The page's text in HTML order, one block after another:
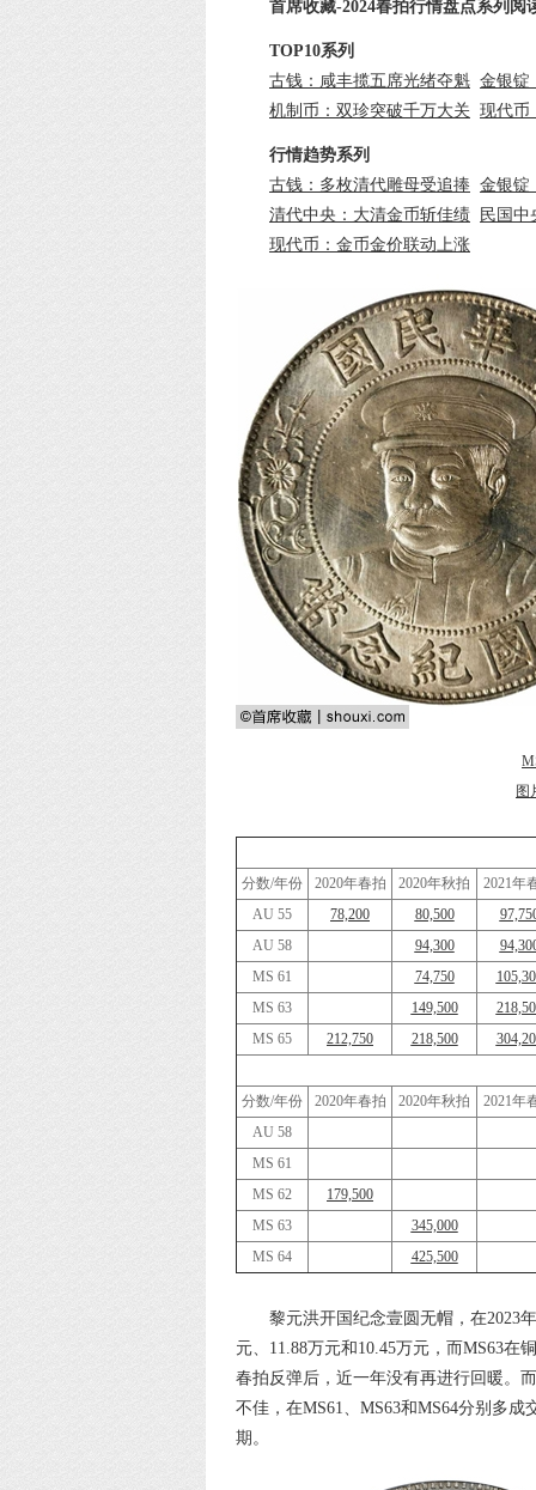
首席收藏-2024春拍行情盘点系列阅
TOP10系列
古钱：咸丰揽五席光绪夺魁 金银锭
机制币：双珍突破千万大关 现代币
行情趋势系列
古钱：多枚清代雕母受追捧 金银锭
清代中央：大清金币斩佳绩
民国中
现代币：金币金价联动上涨
图
分数/年份 2020年春拍 2020年秋拍
2021年
AU 55
78,200 80,500
AU 58
94,300
MS 61
74,750
MS 63
149,500
MS 65
212,750 218,500
分数/年份 2020年春拍 2020年秋拍
2021年
AU 58
MS 61
MS 62
179,500
MS 63
345,000
MS 64
425,500
黎元洪开国纪念壹圆无帽，在2023
元、11.88万元和10.45万元，而MS63在
春拍反弹后，近一年没有再进行回暖。
不佳，在MS61、MS63和MS64分别多
期。